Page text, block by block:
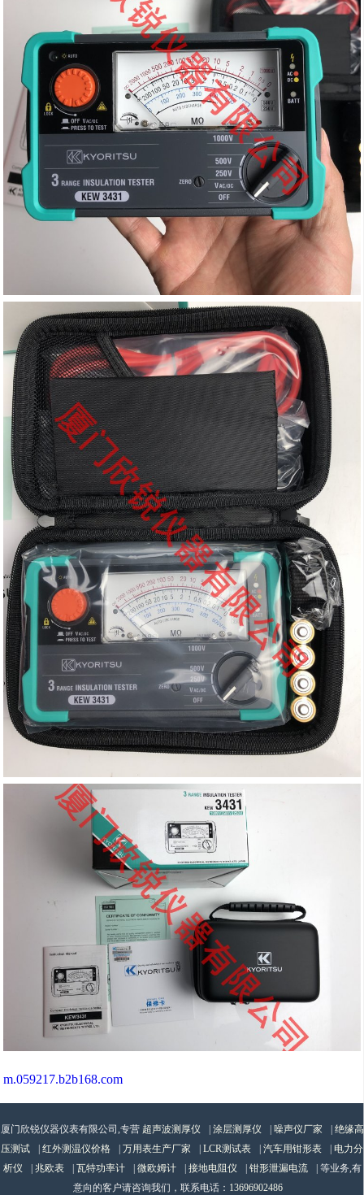
m.059217.b2b168.com
厦门欣锐仪器仪表有限公司,专营 超声波测厚仪 涂层测厚仪 噪声仪厂家
绝缘高
压测试
红外测温仪价格 万用表生产厂家 LCR测试表 汽车用钳形表
电力分
析仪
兆欧表 瓦特功率计 微欧姆计 接地电阻仪 钳形泄漏电流
| 等业务,有
意向的客户请咨询我们，联系电话： 13696902486